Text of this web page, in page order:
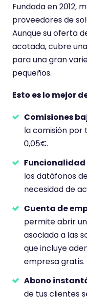
i
o
t
i
e
e
n
a
u
n
t
a
c
i
ó
n
d
e
Fundada en 2012,
proveedores de
Aunque su oferta
acotada, cubre
para una gran
pequeños.
Esto es lo mejor
Comisiones
la comisión por
0,05€.
los datáfonos
necesidad de
Cuenta de
permite abrir
asociada a las
que incluye
empresa gratis.
Abono
de tus clientes